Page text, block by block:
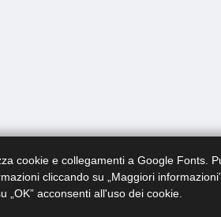
cookie e collegamenti a Google Fonts.
cliccando su „Maggiori
„OK” acconsenti all'uso dei cookie.